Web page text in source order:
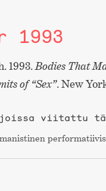
1993
1993.Bodies That
of “Sex”. New
viitattu